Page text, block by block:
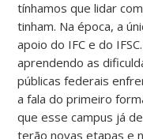
tínhamos que lidar
tinham. Na época, a
apoio do IFC e do
aprendendo as
públicas federais
a fala do primeiro
que esse campus já
terão novas etapas e